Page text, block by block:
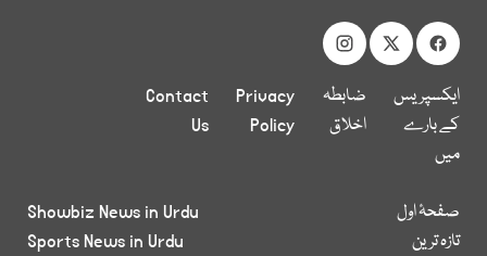
ایکسپریس
کے بارے
میں
ضابطہ
اخلاق
Privacy
Policy
Contact
Us
صفحۂ اول
تازہ ترین
Showbiz News in Urdu
Sports News in Urdu